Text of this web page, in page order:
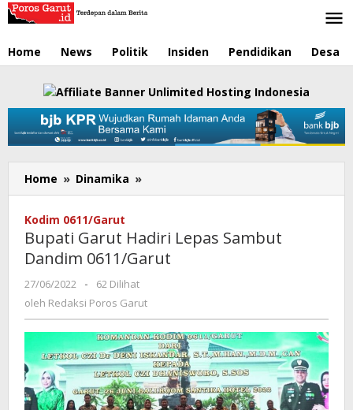
Lewati
ke
Home News Politik Insiden Pendidikan Desa
Home » Dinamika »
Garut
Lepas
Sambut
Dandim
Kodim 0611/Garut
Bupati Garut Hadiri Lepas Sambut
Dandim 0611/Garut
27/06/2022
oleh
Redaksi
Garut
-
62 Dilihat
oleh Redaksi Poros Garut